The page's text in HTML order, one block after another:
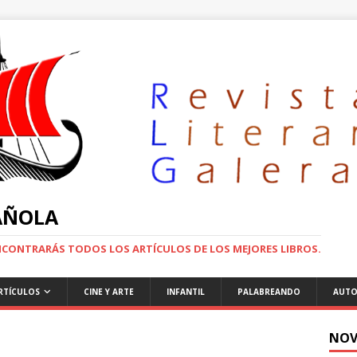
TODOS LOS ARTÍCULOS DE LOS MEJORES LIBROS.
CINE Y ARTE INFANTIL PALABREANDO